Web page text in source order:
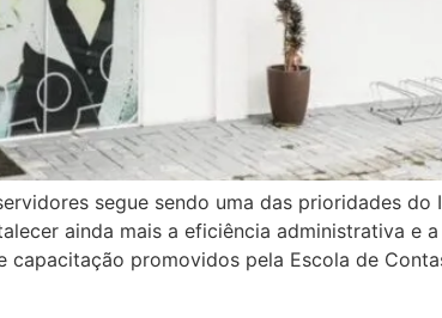
segue sendo uma das prioridades
ainda mais a eficiência administrativa e
promovidos pela Escola de